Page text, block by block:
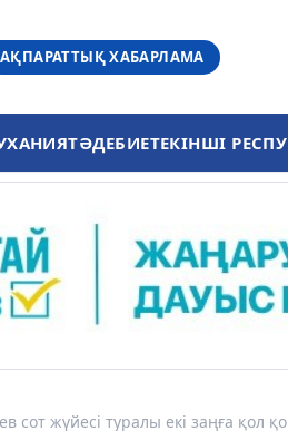
АҚПАРАТТЫҚ ХАБАРЛАМА
ӘДЕБИЕТЕКІНШІ
сот жүйесі туралы екі заңға қол